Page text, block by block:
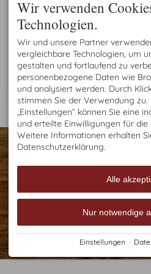
Der
KONTAKT
Jauchen 7
Tel.+49 8322 987 035
h.brutscher@kabelmail.de
ImpressumDatenschutzBarrierefreiheit
Tramino
Wir verwenden
Technologien.
Wir und unsere Partner
vergleichbare Technologien, um
gestalten und fortlaufend zu
personenbezogene Daten wie
und analysiert werden. Durch
stimmen Sie der Verwendung zu.
„Einstellungen“ können Sie eine
und erteilte Einwilligungen für
Weitere Informationen erhalten
Datenschutzerklärung.
Alle
Nur notwendige
Einstellungen ·